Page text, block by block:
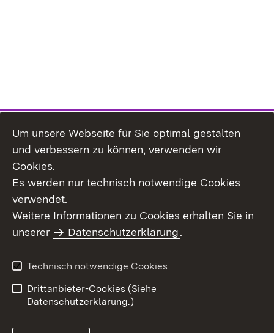
Themenübersicht
Barrierefreiheit
Um unsere Webseite für Sie optimal gestalten
und verbessern zu können, verwenden wir
Cookies.
Es werden nur technisch notwendige Cookies
verwendet.
Weitere Informationen zu Cookies erhalten Sie in
unserer
Datenschutzerklärung.
Technisch notwendige Cookies
Drittanbieter-Cookies (Siehe
Datenschutzerklärung.)